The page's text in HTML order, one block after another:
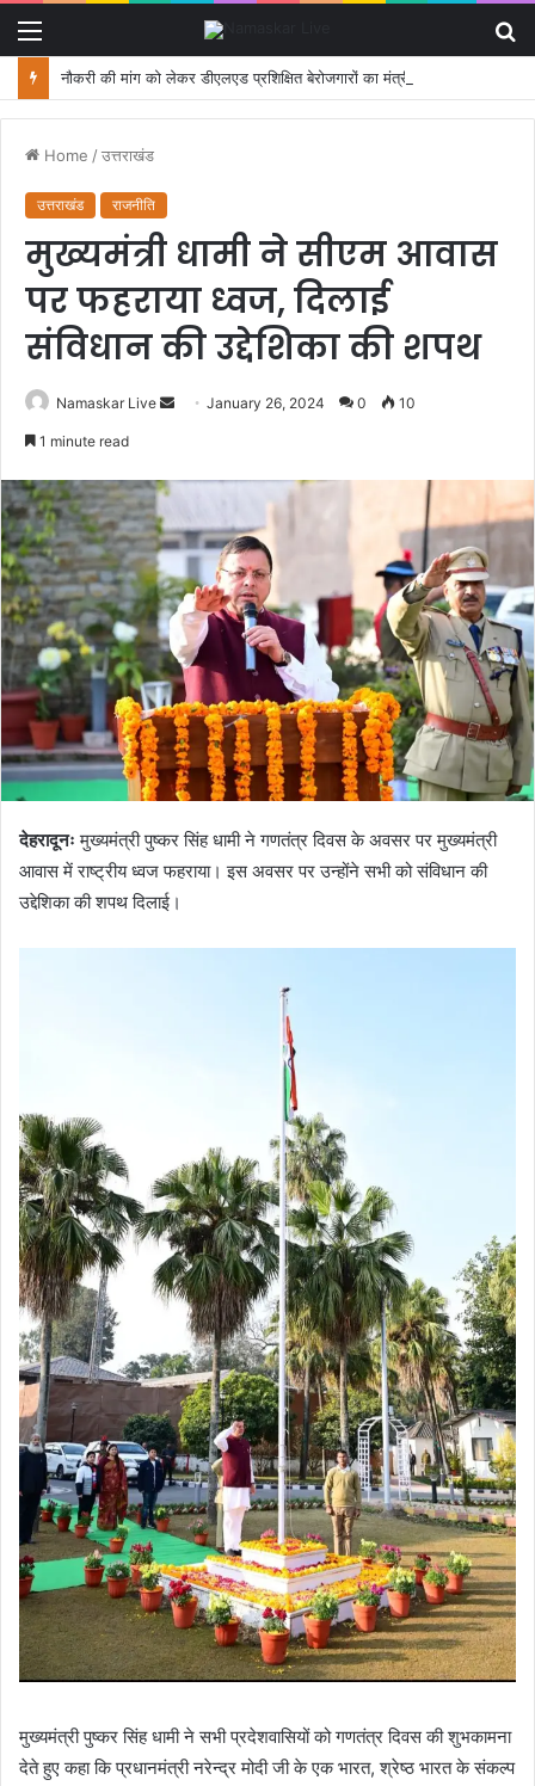
Home /उत्तराखंड
उत्तराखंड राजनीति
मुख्यमंत्री धामी ने सीएम आवास
पर फहराया ध्वज, दिलाई
संविधान की उद्देशिका की शपथ
Namaskar Live
n
e
m
a
i
l
January 26, 2024 0 10
1 minute read
देहरादूनः मुख्यमंत्री पुष्कर सिंह धामी ने गणतंत्र दिवस के अवसर पर मुख्यमंत्री
आवास में राष्ट्रीय ध्वज फहराया। इस अवसर पर उन्होंने सभी को संविधान की
उद्देशिका की शपथ दिलाई।
मुख्यमंत्री पुष्कर सिंह धामी ने सभी प्रदेशवासियों को गणतंत्र दिवस की शुभकामना
देते हुए कहा कि प्रधानमंत्री नरेन्द्र मोदी जी के एक भारत, श्रेष्ठ भारत के संकल्प